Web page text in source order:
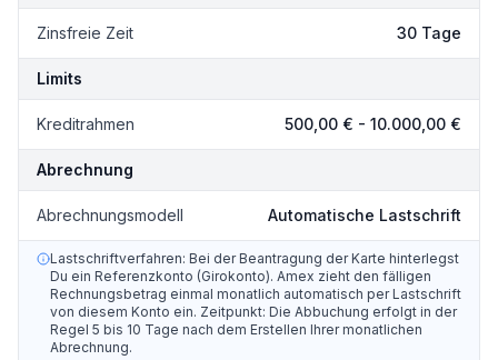
Zinsfreie Zeit 30 Tage
Limits
Kreditrahmen 500,00 € - 10.000,00 €
Abrechnung
Abrechnungsmodell Automatische Lastschrift
Lastschriftverfahren: Bei der Beantragung der Karte hinterlegst
Du ein Referenzkonto (Girokonto). Amex zieht den fälligen
Rechnungsbetrag einmal monatlich automatisch per Lastschrift
von diesem Konto ein. Zeitpunkt: Die Abbuchung erfolgt in der
Regel 5 bis 10 Tage nach dem Erstellen Ihrer monatlichen
Abrechnung.